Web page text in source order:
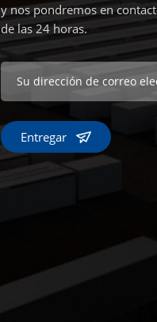
y nos pondremos en
de las 24 horas.
Entregar